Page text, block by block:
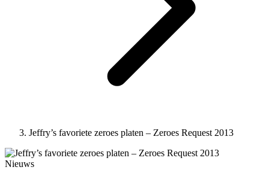
Jeffry’s favoriete zeroes platen – Zeroes Request 2013
Nieuws